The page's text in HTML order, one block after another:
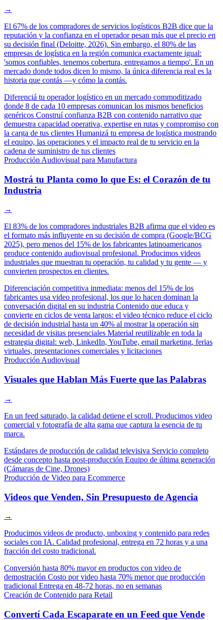
→
El 67% de los compradores de servicios logísticos B2B dice que la
reputación y la confianza en el operador pesan más que el precio en
su decisión final (Deloitte, 2026). Sin embargo, el 80% de las
empresas de logística en la región comunica exactamente igual:
'somos confiables, tenemos cobertura, entregamos a tiempo'. En un
mercado donde todos dicen lo mismo, la única diferencia real es la
historia que contás —y cómo la contás.
Diferenciá tu operador logístico en un mercado commoditizado
donde 8 de cada 10 empresas comunican los mismos beneficios
genéricos Construí confianza B2B con contenido narrativo que
demuestra capacidad operativa, expertise en rutas y compromiso con
la carga de tus clientes Humanizá tu empresa de logística mostrando
el equipo, las operaciones y el impacto real de tu servicio en la
cadena de suministro de tus clientes
Producción Audiovisual para Manufactura
Mostrá tu Planta como lo que Es: el Corazón de tu
Industria
→
El 83% de los compradores industriales B2B afirma que el video es
el formato más influyente en su decisión de compra (Google/BCG
2025), pero menos del 15% de los fabricantes latinoamericanos
produce contenido audiovisual profesional. Producimos videos
industriales que muestran tu operación, tu calidad y tu gente — y
convierten prospectos en clientes.
Diferenciación competitiva inmediata: menos del 15% de los
fabricantes usa video profesional, los que lo hacen dominan la
conversación digital en su industria Contenido que educa y
convierte en ciclos de venta largos: el video técnico reduce el ciclo
de decisión industrial hasta un 40% al mostrar la operación sin
necesidad de visitas presenciales Material reutilizable en toda la
estrategia digital: web, LinkedIn, YouTube, email marketing, ferias
virtuales, presentaciones comerciales y licitaciones
Producción Audiovisual
Visuales que Hablan Más Fuerte que las Palabras
→
En un feed saturado, la calidad detiene el scroll. Producimos video
comercial y fotografía de alta gama que captura la esencia de tu
marca.
Estándares de producción de calidad televisiva Servicio completo
desde concepto hasta post-producción Equipo de última generación
(Cámaras de Cine, Drones)
Producción de Video para Ecommerce
Videos que Venden, Sin Presupuesto de Agencia
→
Producimos videos de producto, unboxing y contenido para redes
sociales con IA. Calidad profesional, entrega en 72 horas y a una
fracción del costo tradicional.
Conversión hasta 80% mayor en productos con video de
demostración Costo por video hasta 70% menor que producción
tradicional Entrega en 48-72 horas, no en semanas
Creación de Contenido para Retail
Convertí Cada Escaparate en un Feed que Vende